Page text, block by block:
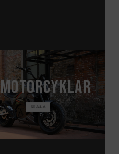
motorcyklar
SE ALLA